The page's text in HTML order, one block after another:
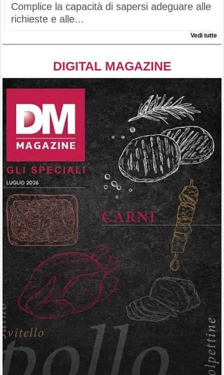
Complice la capacità di sapersi adeguare alle
richieste e alle…
Vedi tutte
DIGITAL MAGAZINE